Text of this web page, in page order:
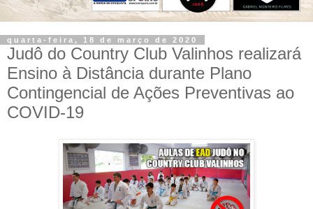
quarta-feira, 18 de março de 2020
Judô do Country Club Valinhos realizará
Ensino à Distância durante Plano
Contingencial de Ações Preventivas ao
COVID-19